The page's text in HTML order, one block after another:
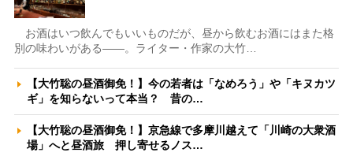
お酒はいつ飲んでもいいものだが、昼から飲むお酒にはまた格
別の味わいがある――。ライター・作家の大竹…
【大竹聡の昼酒御免！】今の若者は「なめろう」や「キヌカツ
ギ」を知らないって本当？ 昔の…
【大竹聡の昼酒御免！】京急線で多摩川越えて「川崎の大衆酒
場」へと昼酒旅 押し寄せるノス…